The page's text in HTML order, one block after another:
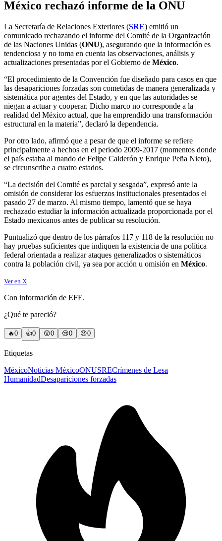
México rechazó informe de la ONU
La Secretaría de Relaciones Exteriores (SRE) emitió un
comunicado rechazando el informe del Comité de la Organización
de las Naciones Unidas (ONU), asegurando que la información es
tendenciosa y no toma en cuenta las observaciones, análisis y
actualizaciones presentadas por el Gobierno de México.
“El procedimiento de la Convención fue diseñado para casos en que
las desapariciones forzadas son cometidas de manera generalizada y
sistemática por agentes del Estado, y en que las autoridades se
niegan a actuar y cooperar. Dicho marco no corresponde a la
realidad del México actual, que ha emprendido una transformación
estructural en la materia”, declaró la dependencia.
Por otro lado, afirmó que a pesar de que el informe se refiere
principalmente a hechos en el periodo 2009-2017 (momentos donde
el país estaba al mando de Felipe Calderón y Enrique Peña Nieto),
se circunscribe a cuatro estados.
“La decisión del Comité es parcial y sesgada”, expresó ante la
omisión de considerar los esfuerzos institucionales presentados el
pasado 27 de marzo. Al mismo tiempo, lamentó que se haya
rechazado estudiar la información actualizada proporcionada por el
Estado mexicanos antes de publicar su resolución.
Puntualizó que dentro de los párrafos 117 y 118 de la resolución no
hay pruebas suficientes que indiquen la existencia de una política
federal orientada a realizar ataques generalizados o sistemáticos
contra la población civil, ya sea por acción u omisión en México.
Ver en X
Con información de EFE.
¿Qué te pareció?
🔥0 👍0 😲0 😢0 😠0
Etiquetas
MéxicoNoticias MéxicoONUSRECrímenes de Lesa
HumanidadDesapariciones forzadas